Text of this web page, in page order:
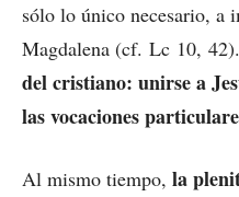
sólo lo único necesario, a
Magdalena (cf. Lc 10, 42).
del cristiano: unirse a
las vocaciones
Al mismo tiempo, la